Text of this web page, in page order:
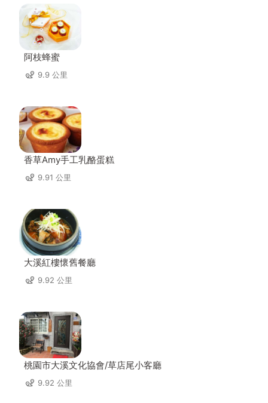
阿枝蜂蜜
9.9 公里
香草Amy手工乳酪蛋糕
9.91 公里
大溪紅樓懷舊餐廳
9.92 公里
桃園市大溪文化協會/草店尾小客廳
9.92 公里